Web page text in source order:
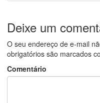
Deixe um
O seu endereço de e-mail
obrigatórios são marcados
Comentário